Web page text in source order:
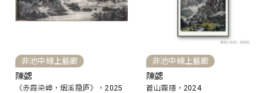
非池中線上藝廊
陳勰
《赤霞染嶂，烟溪隐庐》，2025
非池中線上藝廊
陳勰
蒼山霧隱，2024